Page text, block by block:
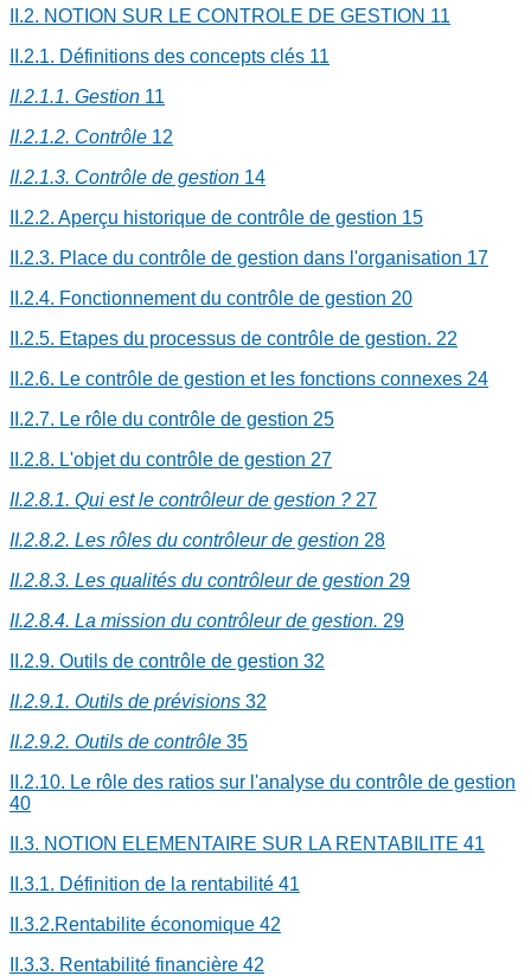
II.2. NOTION SUR LE CONTROLE DE GESTION 11
II.2.1. Définitions des concepts clés 11
II.2.1.1. Gestion 11
II.2.1.2. Contrôle 12
II.2.1.3. Contrôle de gestion 14
II.2.2. Aperçu historique de contrôle de gestion 15
II.2.3. Place du contrôle de gestion dans l'organisation 17
II.2.4. Fonctionnement du contrôle de gestion 20
II.2.5. Etapes du processus de contrôle de gestion. 22
II.2.6. Le contrôle de gestion et les fonctions connexes 24
II.2.7. Le rôle du contrôle de gestion 25
II.2.8. L'objet du contrôle de gestion 27
II.2.8.1. Qui est le contrôleur de gestion ? 27
II.2.8.2. Les rôles du contrôleur de gestion 28
II.2.8.3. Les qualités du contrôleur de gestion 29
II.2.8.4. La mission du contrôleur de gestion. 29
II.2.9. Outils de contrôle de gestion 32
II.2.9.1. Outils de prévisions 32
II.2.9.2. Outils de contrôle 35
II.2.10. Le rôle des ratios sur l'analyse du contrôle de gestion
40
II.3. NOTION ELEMENTAIRE SUR LA RENTABILITE 41
II.3.1. Définition de la rentabilité 41
II.3.2.Rentabilite économique 42
II.3.3. Rentabilité financière 42